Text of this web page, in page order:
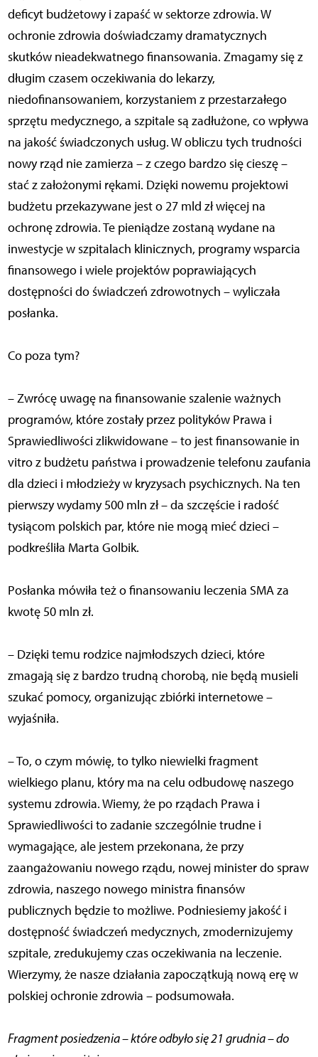
deficyt budżetowy i zapaść w sektorze zdrowia. W
ochronie zdrowia doświadczamy dramatycznych
skutków nieadekwatnego finansowania. Zmagamy się z
długim czasem oczekiwania do lekarzy,
niedofinansowaniem, korzystaniem z przestarzałego
sprzętu medycznego, a szpitale są zadłużone, co wpływa
na jakość świadczonych usług. W obliczu tych trudności
nowy rząd nie zamierza – z czego bardzo się cieszę –
stać z założonymi rękami. Dzięki nowemu projektowi
budżetu przekazywane jest o 27 mld zł więcej na
ochronę zdrowia. Te pieniądze zostaną wydane na
inwestycje w szpitalach klinicznych, programy wsparcia
finansowego i wiele projektów poprawiających
dostępności do świadczeń zdrowotnych – wyliczała
posłanka.
Co poza tym?
– Zwrócę uwagę na finansowanie szalenie ważnych
programów, które zostały przez polityków Prawa i
Sprawiedliwości zlikwidowane – to jest finansowanie in
vitro z budżetu państwa i prowadzenie telefonu zaufania
dla dzieci i młodzieży w kryzysach psychicznych. Na ten
pierwszy wydamy 500 mln zł – da szczęście i radość
tysiącom polskich par, które nie mogą mieć dzieci –
podkreśliła Marta Golbik.
Posłanka mówiła też o finansowaniu leczenia SMA za
kwotę 50 mln zł.
– Dzięki temu rodzice najmłodszych dzieci, które
zmagają się z bardzo trudną chorobą, nie będą musieli
szukać pomocy, organizując zbiórki internetowe –
wyjaśniła.
– To, o czym mówię, to tylko niewielki fragment
wielkiego planu, który ma na celu odbudowę naszego
systemu zdrowia. Wiemy, że po rządach Prawa i
Sprawiedliwości to zadanie szczególnie trudne i
wymagające, ale jestem przekonana, że przy
zaangażowaniu nowego rządu, nowej minister do spraw
zdrowia, naszego nowego ministra finansów
publicznych będzie to możliwe. Podniesiemy jakość i
dostępność świadczeń medycznych, zmodernizujemy
szpitale, zredukujemy czas oczekiwania na leczenie.
Wierzymy, że nasze działania zapoczątkują nową erę w
polskiej ochronie zdrowia – podsumowała.
Fragment posiedzenia – które odbyło się 21 grudnia – do